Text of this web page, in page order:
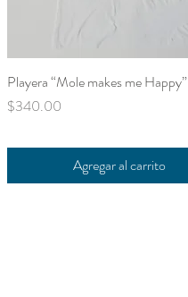
Playera “Mole makes me Happy”
Precio
$340.00
Agregar al carrito